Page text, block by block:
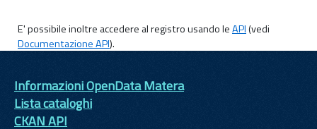
E' possibile inoltre accedere al registro usando leAPI(vedi
Documentazione API).
Informazioni OpenData Matera
Lista cataloghi
CKAN API